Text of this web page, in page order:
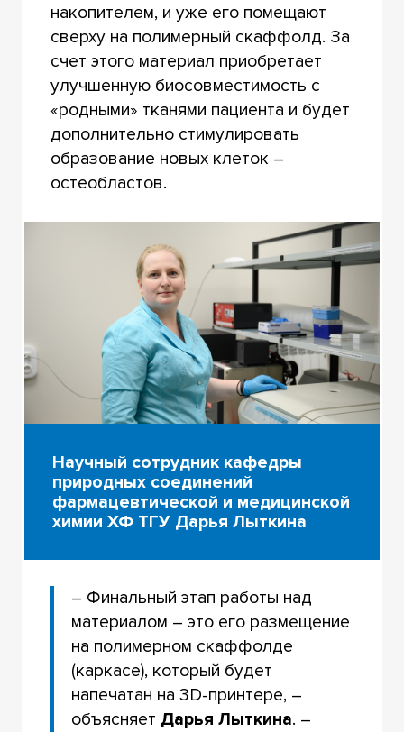
накопителем, и уже его помещают
сверху на полимерный скаффолд. За
счет этого материал приобретает
улучшенную биосовместимость с
«родными» тканями пациента и будет
дополнительно стимулировать
образование новых клеток –
остеобластов.
Научный сотрудник кафедры
природных соединений
фармацевтической и медицинской
химии ХФ ТГУ Дарья Лыткина
– Финальный этап работы над
материалом – это его размещение
на полимерном скаффолде
(каркасе), который будет
напечатан на 3D-принтере, –
объясняет Дарья Лыткина. –